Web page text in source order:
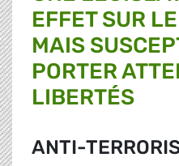
EFFET SUR
MAIS
PORTER
LIBERTÉS
ANTI-